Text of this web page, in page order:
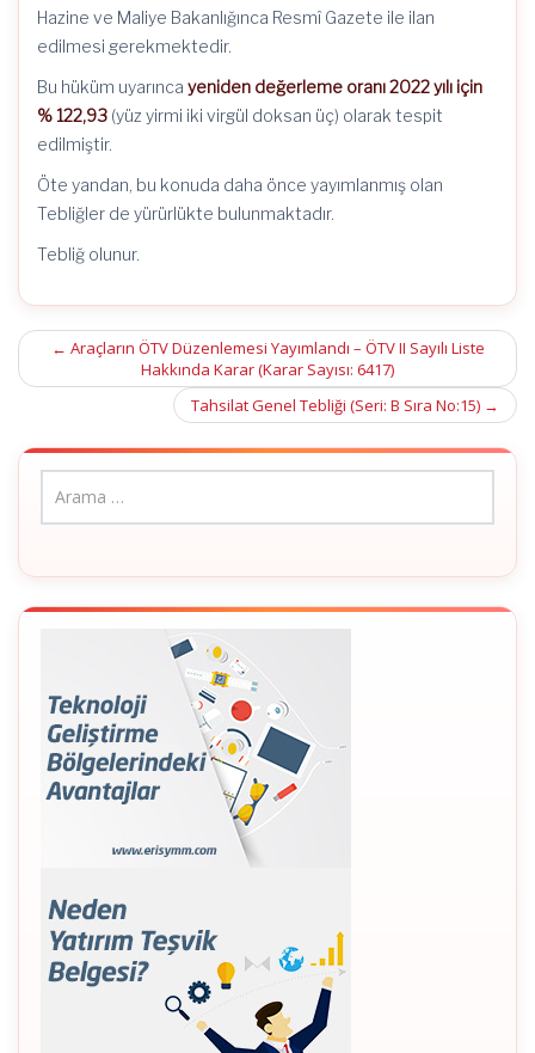
Hazine ve Maliye Bakanlığınca Resmî Gazete ile ilan
edilmesi gerekmektedir.
Bu hüküm uyarınca yeniden değerleme oranı 2022 yılı için
% 122,93 (yüz yirmi iki virgül doksan üç) olarak tespit
edilmiştir.
Öte yandan, bu konuda daha önce yayımlanmış olan
Tebliğler de yürürlükte bulunmaktadır.
Tebliğ olunur.
Post
navigation
← Araçların ÖTV Düzenlemesi Yayımlandı – ÖTV II Sayılı Liste
Hakkında Karar (Karar Sayısı: 6417)
Tahsilat Genel Tebliği (Seri: B Sıra No:15) →